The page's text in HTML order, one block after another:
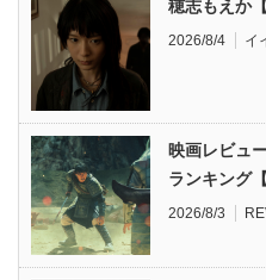
穂志もえか
2026/8/4 イ
映画レビュ
ランキング
2026/8/3